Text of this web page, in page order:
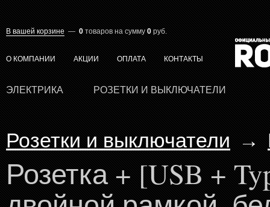
В вашей корзине — 0 товаров на сумму 0 руб.
О КОМПАНИИ АКЦИИ ОПЛАТА КОНТАКТЫ
ЭЛЕКТРИКА РОЗЕТКИ И ВЫКЛЮЧАТЕЛИ
Розетки и выключатели →
Розетка + [USB +